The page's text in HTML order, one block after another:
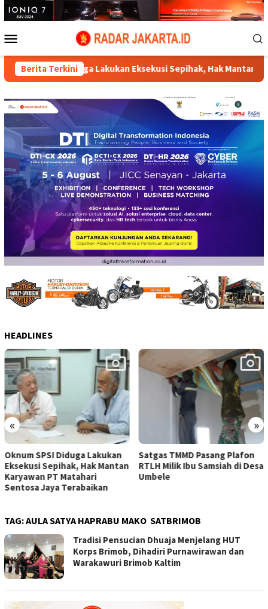
Loncat
ke
Mobile
Berita Terkini
Diduga Lakukan Eksekusi Sepihak, Hak Mantan Karyawan
HEADLINES
« »
Satgas TMMD Pasang Plafon
RTLH Milik Ibu Samsiah di Desa
Umbele
Pengecatan Miniatur Perahu
Kayu di Desa Umbele Telah
Selesai
TAG:AULA SATYA HAPRABU MAKO SATBRIMOB
Tradisi Pensucian Dhuaja Menjelang HUT
Korps Brimob, Dihadiri Purnawirawan dan
Warakawuri Brimob Kaltim